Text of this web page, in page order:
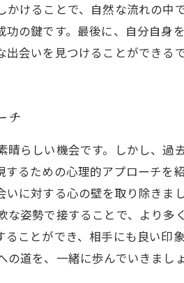
けることで、自然な流れの中
の鍵です。最後に、自分自身
会いを見つけることができるで
チ
らしい機会です。しかし、過
るための心理的アプローチを
に対する心の壁を取り除きま
姿勢で接することで、より多
ことができ、相手にも良い印
道を、一緒に歩んでいきましょ